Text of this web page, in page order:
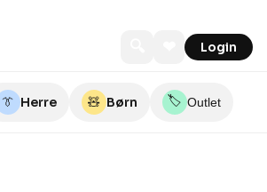
Login
👔 Herre 🧸 Børn 🏷️ Outlet